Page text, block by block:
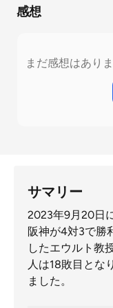
感想
まだ感想はあり
サマリー
2023年9月20日
阪神が4対3で勝
したエウルト教
人は18敗目とな
ました。